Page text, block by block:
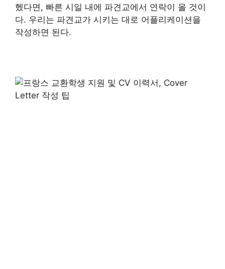
헸다면, 빠른 시일 내에 파견교에서 연락이 올 것이
다. 우리는 파견교가 시키는 대로 어플리케이션을
작성하면 된다.